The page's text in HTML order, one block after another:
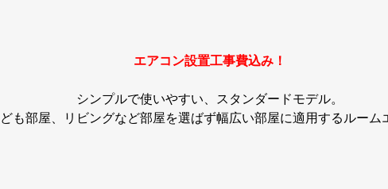
エアコン設置工事費込み！
シンプルで使いやすい、スタンダードモデル。
も部屋、リビングなど部屋を選ばず幅広い部屋に適用するルーム